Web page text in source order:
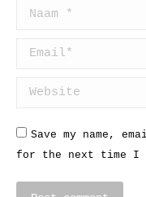
Naam *
Email *
Website
Save my name,
for the next time I